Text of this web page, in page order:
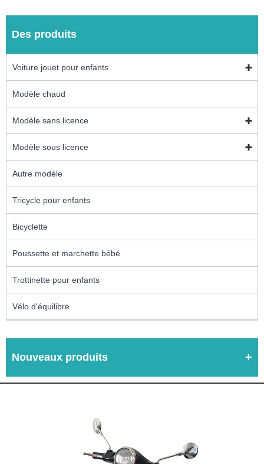
Des produits
Voiture jouet pour enfants
Modèle chaud
Modèle sans licence
Modèle sous licence
Autre modèle
Tricycle pour enfants
Bicyclette
Poussette et marchette bébé
Trottinette pour enfants
Vélo d'équilibre
Nouveaux produits